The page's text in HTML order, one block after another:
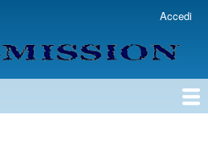
contenuto
principale
Accedi